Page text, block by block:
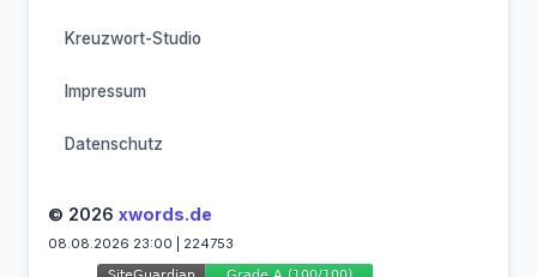
Kreuzwort-Studio
Impressum
Datenschutz
© 2026 xwords.de
08.08.2026 23:00 | 224753